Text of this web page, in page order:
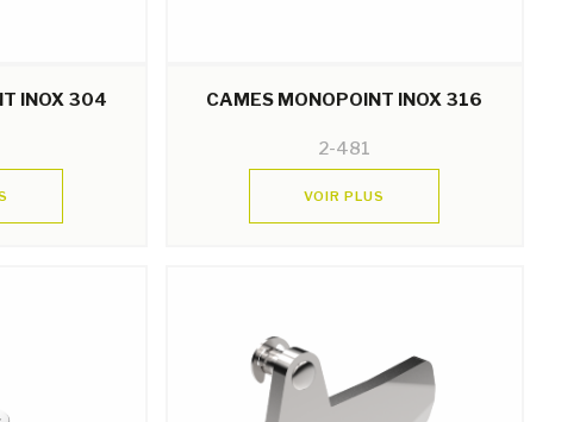
INOX 304 CAMES MONOPOINT INOX 316
2-481
VOIR PLUS